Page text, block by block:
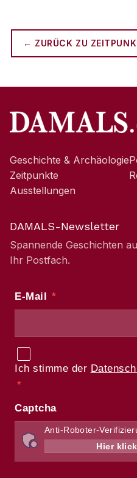
← ZURÜCK ZU
Geschichte & Archäologie
Zeitpunkte
Ausstellungen
DAMALS-Newsletter
Spannende Geschichten
Ihr Postfach.